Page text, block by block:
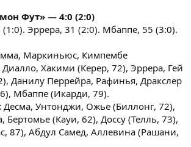
Фут» — 4:0 (2:0)
Эррера, 31 (2:0). Мбаппе, 55 (3:0).
Маркиньюс, Кимпембе
Диалло, Хакими (Керер, 72), Эррера, Гей
Данилу Перрейра, Рафинья, Дракслер
Мбаппе (Икарди, 79).
Десма, Унтонджи, Ожье (Биллонг, 72),
Бертомье (Кауи, 62), Доссу (Телль, 73),
87), Абдул Самед, Аллевина (Рашани,